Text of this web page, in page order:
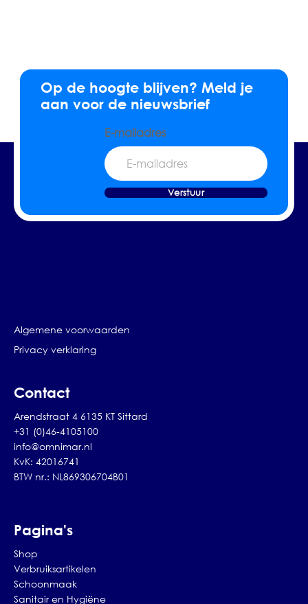
Op de hoogte blijven? Meld je
aan voor de nieuwsbrief
E-mailadres
Verstuur
Algemene voorwaarden
Privacy verklaring
Contact
Arendstraat 4 6135 KT Sittard
+31 (0)46-4105100
info@omnimar.nl
KvK: 42016741
BTW nr.: NL869306704B01
Pagina's
Shop
Verbruiksartikelen
Schoonmaak
Sanitair en Hygiëne